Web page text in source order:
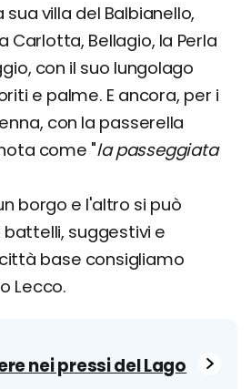
villa del Balbianello,
Carlotta, Bellagio, la Perla
con il suo lungolago
e palme. E ancora, per i
con la passerella
come "la passeggiata
borgo e l'altro si può
suggestivi e
base consigliamo
Lecco.
nei pressi del Lago